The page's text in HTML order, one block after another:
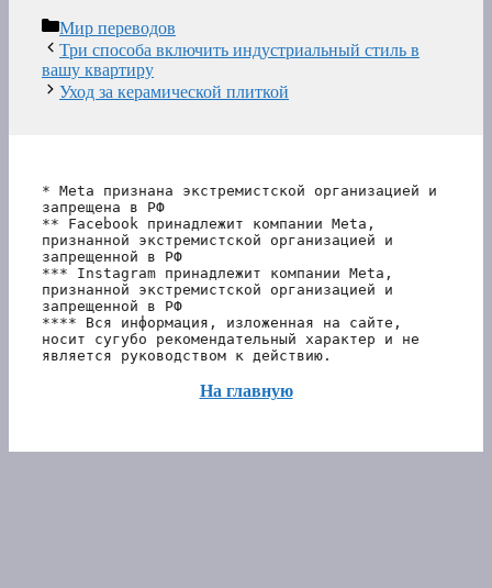
Рубрики
Мир переводов
Три способа включить индустриальный стиль в
вашу квартиру
Уход за керамической плиткой
* Meta признана экстремистской организацией и
запрещена в РФ
** Facebook принадлежит компании Meta,
признанной экстремистской организацией и
запрещенной в РФ
*** Instagram принадлежит компании Meta,
признанной экстремистской организацией и
запрещенной в РФ
**** Вся информация, изложенная на сайте,
носит сугубо рекомендательный характер и не
является руководством к действию.
На главную